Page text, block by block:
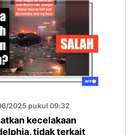
2025 pukul 09:32
kecelakaan
tidak terkait